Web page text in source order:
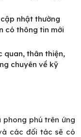
nhật thường
có thông tin mới
quan, thân thiện,
chuyên về kỹ
phong phú trên ứng
các đối tác sẽ có